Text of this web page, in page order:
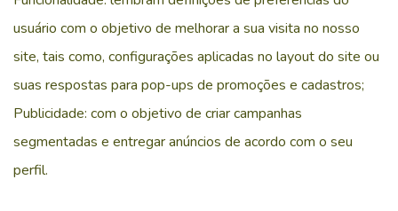
usuário com o objetivo de melhorar a sua visita no nosso
site, tais como, configurações aplicadas no layout do site ou
suas respostas para pop-ups de promoções e cadastros;
Publicidade: com o objetivo de criar campanhas
segmentadas e entregar anúncios de acordo com o seu
perfil.